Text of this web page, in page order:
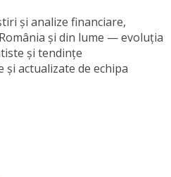
și analize financiare,
și din lume — evoluția
și tendințe
și actualizate de echipa